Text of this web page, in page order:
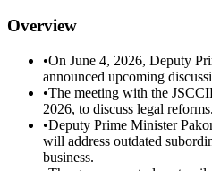
Overview
•On June 4, 2026, Deputy
announced upcoming
•The meeting with the
2026, to discuss legal reforms.
•Deputy Prime Minister
will address outdated
business.